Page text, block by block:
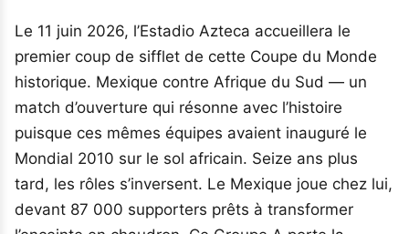
Le 11 juin 2026, l’Estadio Azteca accueillera le
premier coup de sifflet de cette Coupe du Monde
historique. Mexique contre Afrique du Sud — un
match d’ouverture qui résonne avec l’histoire
puisque ces mêmes équipes avaient inauguré le
Mondial 2010 sur le sol africain. Seize ans plus
tard, les rôles s’inversent. Le Mexique joue chez lui,
devant 87 000 supporters prêts à transformer